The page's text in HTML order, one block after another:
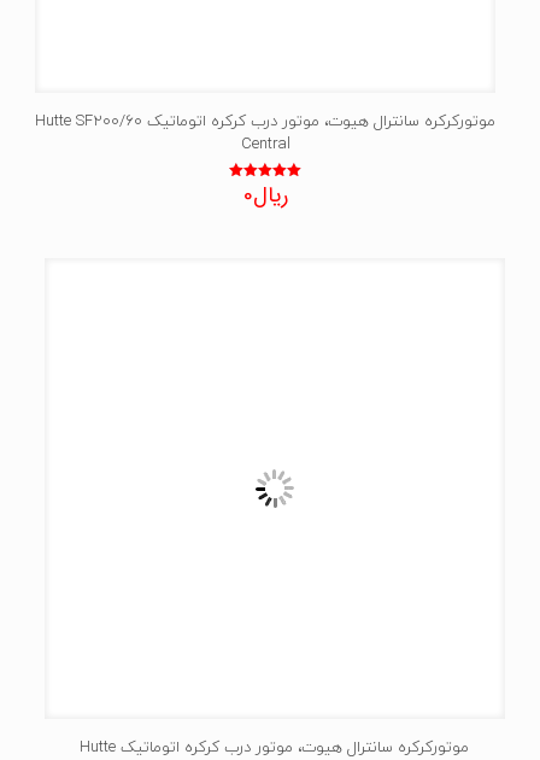
موتورکرکره سانترال هیوت، موتور درب کرکره اتوماتیک Hutte SF200/60
Central
نمره
5.00
ریال0
موتورکرکره سانترال هیوت، موتور درب کرکره اتوماتیک Hutte